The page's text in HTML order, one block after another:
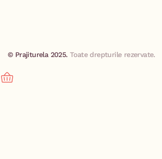
© Prajiturela 2025.Toate drepturile rezervate.